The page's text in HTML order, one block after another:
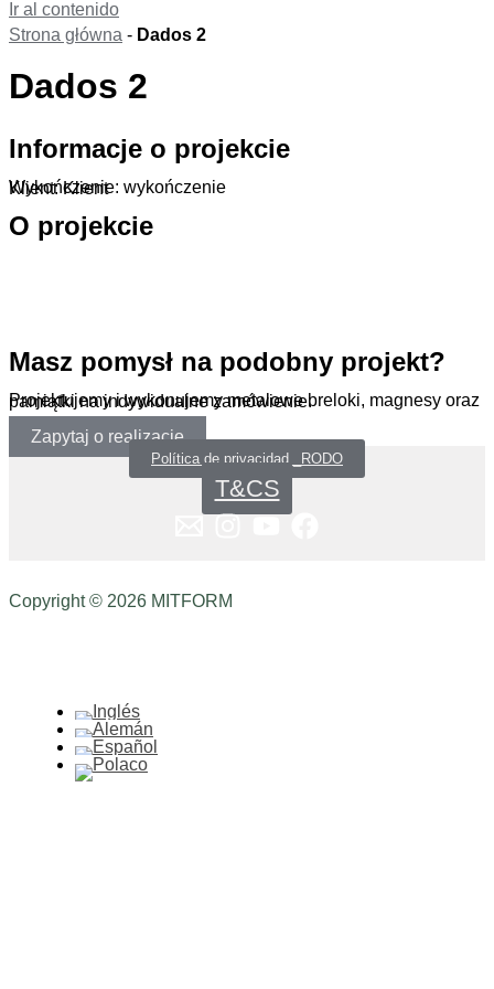
Ir al contenido
Strona główna - Dados 2
Dados 2
Informacje o projekcie
Wykończenie: wykończenie
Klient: Klient
O projekcie
Masz pomysł na podobny projekt?
Projektujemy i wykonujemy metalowe breloki, magnesy oraz pamiątki na indywidualne zamówienie.
Zapytaj o realizację
Política de privacidad _RODO
T&CS
Copyright © 2026 MITFORM